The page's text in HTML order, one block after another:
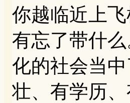
你越临近上
有忘了带什
化的社会当
壮、有学历